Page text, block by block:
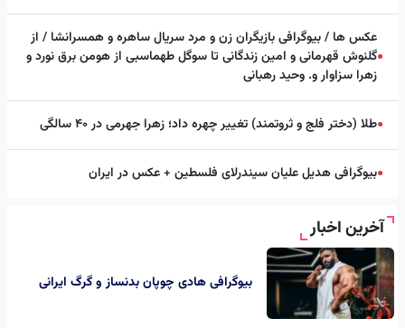
●
عکس ها / بیوگرافی بازیگران زن و مرد سریال ساهره و همسرانشا / از
گلنوش قهرمانی و امین زندگانی تا سوگل طهماسبی از هومن برق نورد و
زهرا سزاوار و. وحید رهبانی
●طلا (دختر فلج و ثروتمند) تغییر چهره داد؛ زهرا جهرمی در ۴۰ سالگی
●بیوگرافی هدیل علیان سیندرلای فلسطین + عکس در ایران
آخرین اخبار
بیوگرافی هادی چوپان بدنساز و گرگ ایرانی